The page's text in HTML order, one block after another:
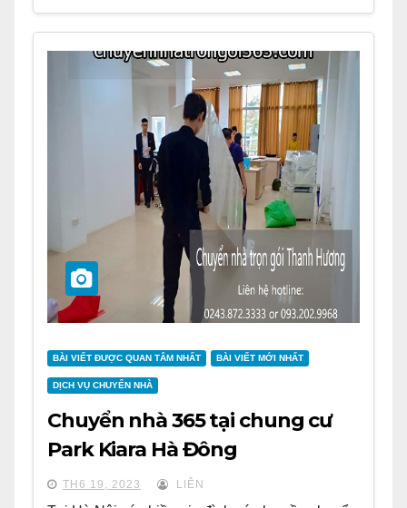
BÀI VIẾT ĐƯỢC QUAN TÂM NHẤT BÀI VIẾT MỚI NHẤT
DỊCH VỤ CHUYỂN NHÀ
Chuyển nhà 365 tại chung cư
Park Kiara Hà Đông
TH6 19, 2023 LIÊN